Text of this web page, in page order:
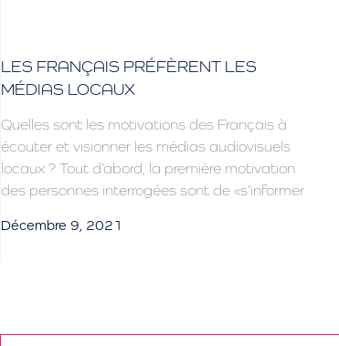
LES FRANÇAIS PRÉFÈRENT LES
MÉDIAS LOCAUX
Quelles sont les motivations des Français à
écouter et visionner les médias audiovisuels
locaux ? Tout d’abord, la première motivation
des personnes interrogées sont de «s’informer
Décembre 9, 2021